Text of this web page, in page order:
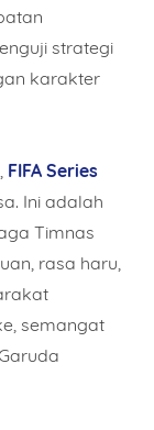
strategi
karakter
FIFA Series
Ini adalah
Timnas
rasa haru,
semangat